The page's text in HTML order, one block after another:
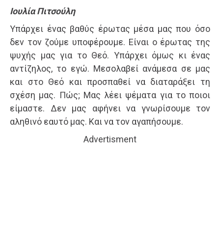
Ιουλία Πιτσούλη
Υπάρχει ένας βαθύς έρωτας μέσα μας που όσο
δεν τον ζούμε υποφέρουμε. Είναι ο έρωτας της
ψυχής μας για το Θεό. Υπάρχει όμως κι ένας
αντίζηλος, το εγώ. Μεσολαβεί ανάμεσα σε μας
και στο Θεό και προσπαθεί να διαταράξει τη
σχέση μας. Πώς; Μας λέει ψέματα για το ποιοι
είμαστε. Δεν μας αφήνει να γνωρίσουμε τον
αληθινό εαυτό μας. Και να τον αγαπήσουμε.
Advertisment